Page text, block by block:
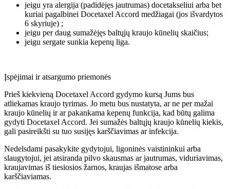
jeigu yra alergija (padidėjęs jautrumas) docetakseliui arba bet
kuriai pagalbinei Docetaxel Accord medžiagai (jos išvardytos
6 skyriuje) ;
jeigu per daug sumažėjęs baltųjų kraujo kūnelių skaičius;
jeigu sergate sunkia kepenų liga.
Įspėjimai ir atsargumo priemonės
Prieš kiekvieną Docetaxel Accord gydymo kursą Jums bus
atliekamas kraujo tyrimas. Jo metu bus nustatyta, ar ne per mažai
kraujo kūnelių ir ar pakankama kepenų funkcija, kad būtų galima
gydyti Docetaxel Accord. Jei sumažės baltųjų kraujo kūnelių kiekis,
gali pasireikšti su tuo susijęs karščiavimas ar infekcija.
Nedelsdami pasakykite gydytojui, ligoninės vaistininkui arba
slaugytojui, jei atsiranda pilvo skausmas ar jautrumas, viduriavimas,
kraujavimas iš tiesiosios žarnos, kraujas išmatose arba
karščiaviamas.